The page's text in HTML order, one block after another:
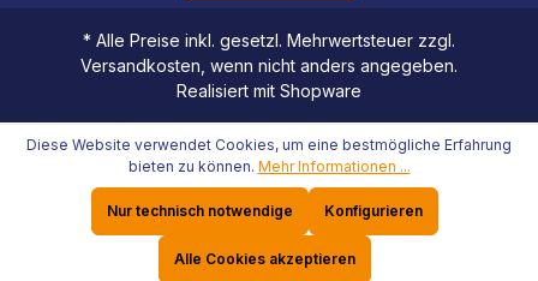
* Alle Preise inkl. gesetzl. Mehrwertsteuer zzgl.
Versandkosten, wenn nicht anders angegeben.
Realisiert mit Shopware
Diese Website verwendet Cookies, um eine bestmögliche Erfahrung
bieten zu können. Mehr Informationen ...
Nur technisch notwendige Konfigurieren
Alle Cookies akzeptieren